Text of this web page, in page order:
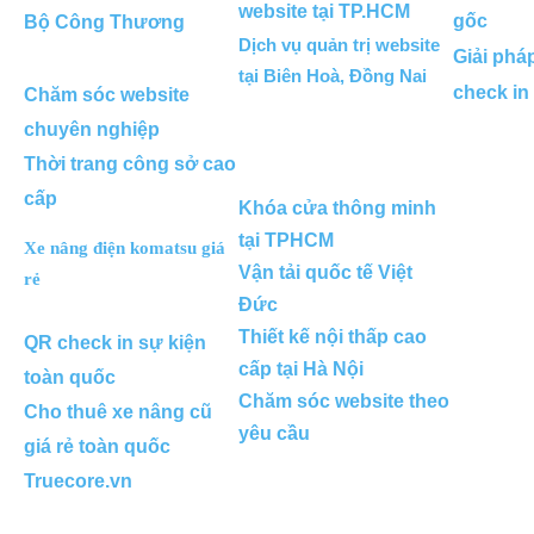
Bộ Công Thương
Chăm sóc website
chuyên nghiệp
Thời trang công sở cao
cấp
Xe nâng điện komatsu giá
rẻ
QR check in sự kiện
toàn quốc
Cho thuê xe nâng cũ
giá rẻ toàn quốc
Truecore.vn
website tại TP.HCM
Dịch vụ quản trị website
tại Biên Hoà, Đồng Nai
Khóa cửa thông minh
tại TPHCM
Vận tải quốc tế Việt
Đức
Thiết kế nội thấp cao
cấp tại Hà Nội
Chăm sóc website theo
yêu cầu
gốc
Giải
check